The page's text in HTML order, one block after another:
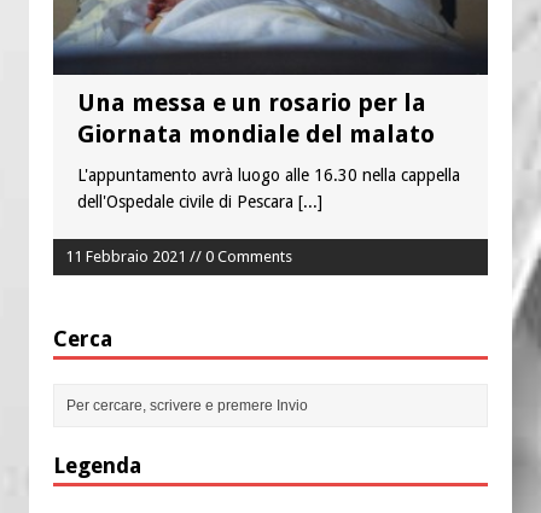
Una messa e un rosario per la
Giornata mondiale del malato
L'appuntamento avrà luogo alle 16.30 nella cappella
dell'Ospedale civile di Pescara [...]
11 Febbraio 2021 // 0 Comments
Cerca
Legenda